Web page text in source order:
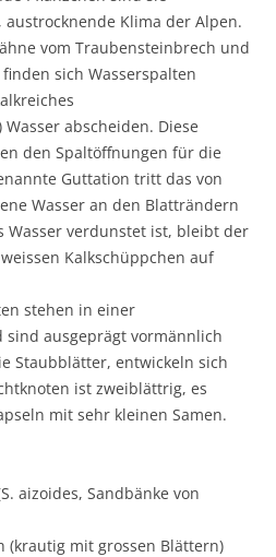
Klima der Alpen.
vom Traubensteinbrech und
sich Wasserspalten
abscheiden. Diese
den Spaltöffnungen für die
Guttation tritt das von
Wasser an den Blatträndern
Wasser verdunstet ist, bleibt der
Kalkschüppchen auf
stehen in einer
ausgeprägt vormännlich
Staubblätter, entwickeln sich
ist zweiblättrig, es
mit sehr kleinen Samen.
aizoides, Sandbänke von
(krautig mit grossen Blättern)